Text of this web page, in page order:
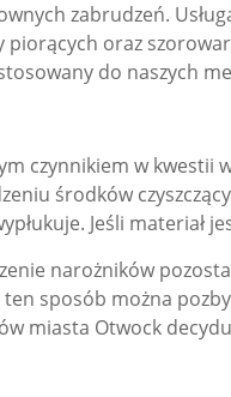
zabrudzeń.
piorących oraz
do naszych
czynnikiem w kwestii
środków
Jeśli materiał
narożników
ten sposób można
miasta Otwock